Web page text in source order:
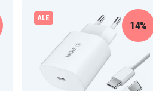
ALE
14%